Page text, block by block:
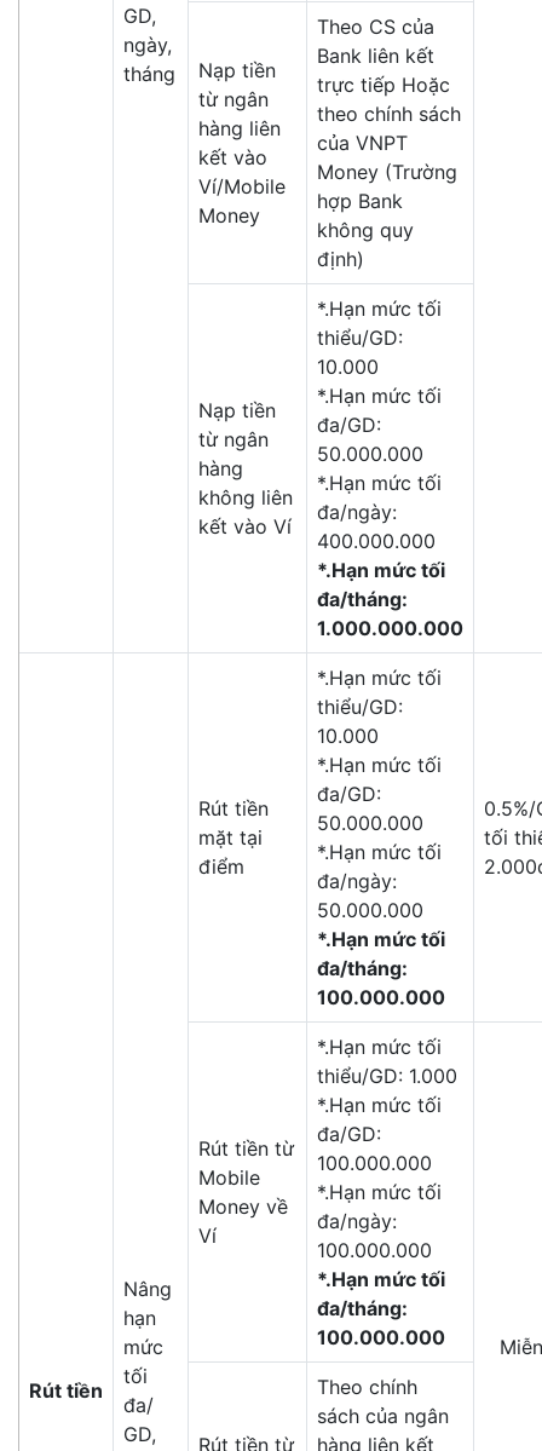
GD,
ngày,
tháng
Nạp tiền
từ ngân
hàng liên
kết vào
Ví/Mobile
Money
Theo CS của
Bank liên kết
trực tiếp Hoặc
theo chính sách
của VNPT
Money (Trường
hợp Bank
không quy
định)
Nạp tiền
từ ngân
hàng
không liên
kết vào Ví
*.Hạn mức tối
thiểu/GD:
10.000
*.Hạn mức tối
đa/GD:
50.000.000
*.Hạn mức tối
đa/ngày:
400.000.000
*.Hạn mức tối
đa/tháng:
1.000.000.000
Rút tiền
Nâng
hạn
mức
tối
đa/
GD,
Rút tiền
mặt tại
điểm
*.Hạn mức tối
thiểu/GD:
10.000
*.Hạn mức tối
đa/GD:
50.000.000
*.Hạn mức tối
đa/ngày:
50.000.000
*.Hạn mức tối
đa/tháng:
100.000.000
0.5%/
tối
Rút tiền từ
Mobile
Money về
Ví
*.Hạn mức tối
thiểu/GD: 1.000
*.Hạn mức tối
đa/GD:
100.000.000
*.Hạn mức tối
đa/ngày:
100.000.000
*.Hạn mức tối
đa/tháng:
100.000.000
Rút tiền từ
Theo chính
sách của ngân
hàng liên kết